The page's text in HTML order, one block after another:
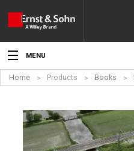
MENU
News
Events
Home Products Books